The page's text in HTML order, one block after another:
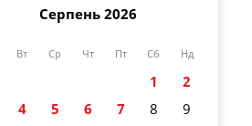
Серпень 2026
Вт Ср Чт Пт Сб Нд
1
2
4 5 6 7 8
9